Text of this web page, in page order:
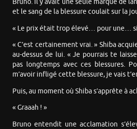
Bruno. Il y avait une seule marque de
et le sang de la blessure coulait sur la
« Le prix était trop élevé… pour une…
« C’est certainement vrai. » Shiba
au-dessus de lui. « Je pourrais te
pas longtemps avec ces blessures.
m’avoir infligé cette blessure, je vais
Puis, au moment où Shiba s’apprête à
« Graaah ! »
Bruno entendit une acclamation